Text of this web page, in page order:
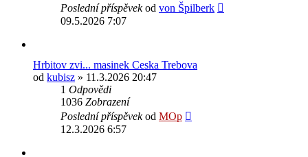
Poslední příspěvekod von Špilberk
09.5.2026 7:07
Hrbitov zvi... masinek Ceska Trebova
od kubisz » 11.3.2026 20:47
1 Odpovědi
1036 Zobrazení
Poslední příspěvekod MOp
12.3.2026 6:57